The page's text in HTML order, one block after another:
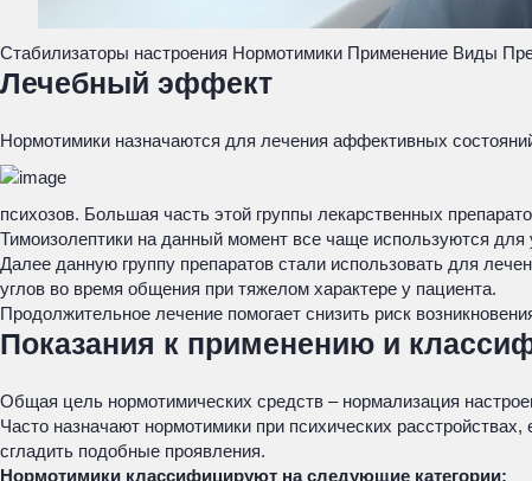
Стабилизаторы настроения Нормотимики Применение Виды
Лечебный эффект
Нормотимики назначаются для лечения аффективных
психозов. Большая часть этой группы лекарственных
Тимоизолептики на данный момент все чаще используются
Далее данную группу препаратов стали использовать для
углов во время общения при тяжелом характере у пациента.
Продолжительное лечение помогает снизить риск
Показания к применению и
Общая цель нормотимических средств – нормализация
Часто назначают нормотимики при психических
сгладить подобные проявления.
Нормотимики классифицируют на следующие категории: